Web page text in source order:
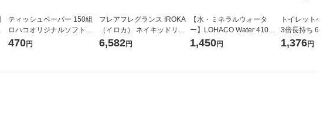
ティッシュペーパー 150組
ロハコオリジナルソフトパ
ックティッシュ フィオナ オ
470円
フレアフレグランス IROKA
（イロカ） ネイキッドリリ
ーの香り 柔軟剤 詰め替え 超
特大 1200ml 1セット（5個
6,582円
【水・ミネラルウォータ
ー】LOHACO Water 410ml
1箱（20本入）ラベルレス
（イチオシ） オリジナル
1,450円
トイレットペ
3倍長持ち 6ロール
紙配合 スコッ
パック 1セッ
1,376円